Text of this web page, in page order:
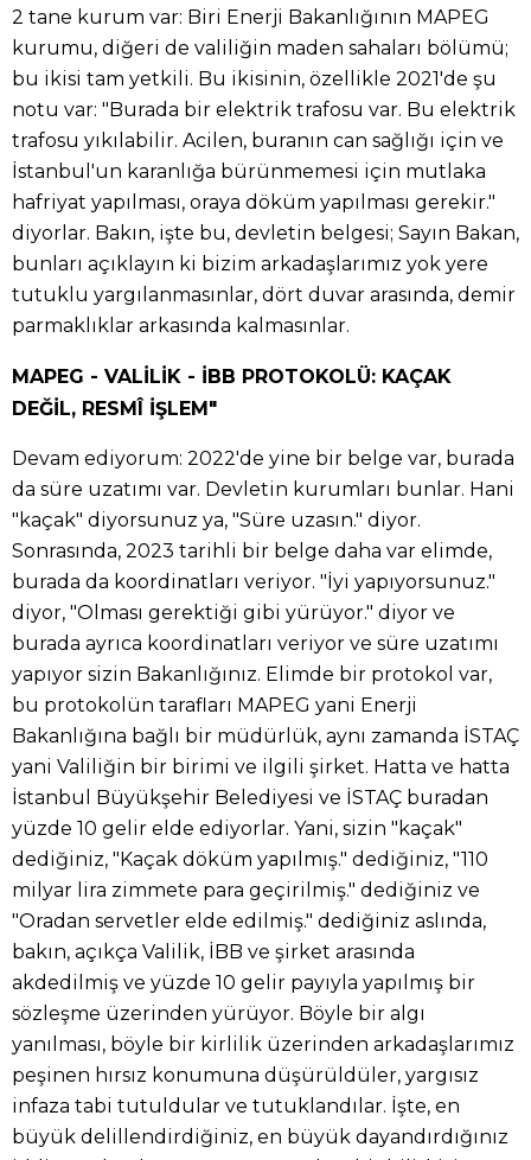
2 tane kurum var: Biri Enerji Bakanlığının MAPEG
kurumu, diğeri de valiliğin maden sahaları bölümü;
bu ikisi tam yetkili. Bu ikisinin, özellikle 2021'de şu
notu var: "Burada bir elektrik trafosu var. Bu elektrik
trafosu yıkılabilir. Acilen, buranın can sağlığı için ve
İstanbul'un karanlığa bürünmemesi için mutlaka
hafriyat yapılması, oraya döküm yapılması gerekir."
diyorlar. Bakın, işte bu, devletin belgesi; Sayın Bakan,
bunları açıklayın ki bizim arkadaşlarımız yok yere
tutuklu yargılanmasınlar, dört duvar arasında, demir
parmaklıklar arkasında kalmasınlar.
MAPEG - VALİLİK - İBB PROTOKOLÜ: KAÇAK
DEĞİL, RESMÎ İŞLEM"
Devam ediyorum: 2022'de yine bir belge var, burada
da süre uzatımı var. Devletin kurumları bunlar. Hani
"kaçak" diyorsunuz ya, "Süre uzasın." diyor.
Sonrasında, 2023 tarihli bir belge daha var elimde,
burada da koordinatları veriyor. "İyi yapıyorsunuz."
diyor, "Olması gerektiği gibi yürüyor." diyor ve
burada ayrıca koordinatları veriyor ve süre uzatımı
yapıyor sizin Bakanlığınız. Elimde bir protokol var,
bu protokolün tarafları MAPEG yani Enerji
Bakanlığına bağlı bir müdürlük, aynı zamanda İSTAÇ
yani Valiliğin bir birimi ve ilgili şirket. Hatta ve hatta
İstanbul Büyükşehir Belediyesi ve İSTAÇ buradan
yüzde 10 gelir elde ediyorlar. Yani, sizin "kaçak"
dediğiniz, "Kaçak döküm yapılmış." dediğiniz, "110
milyar lira zimmete para geçirilmiş." dediğiniz ve
"Oradan servetler elde edilmiş." dediğiniz aslında,
bakın, açıkça Valilik, İBB ve şirket arasında
akdedilmiş ve yüzde 10 gelir payıyla yapılmış bir
sözleşme üzerinden yürüyor. Böyle bir algı
yanılması, böyle bir kirlilik üzerinden arkadaşlarımız
peşinen hırsız konumuna düşürüldüler, yargısız
infaza tabi tutuldular ve tutuklandılar. İşte, en
büyük delillendirdiğiniz, en büyük dayandırdığınız